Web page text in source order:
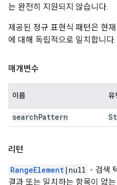
는 완전히 지원되지 않습니다.
제공된 정규 표현식 패턴은 현
에 대해 독립적으로 일치합니다.
매개변수
이름 유
searchPattern
리턴
RangeElement |null - 검색
결과 또는 일치하는 항목이 없